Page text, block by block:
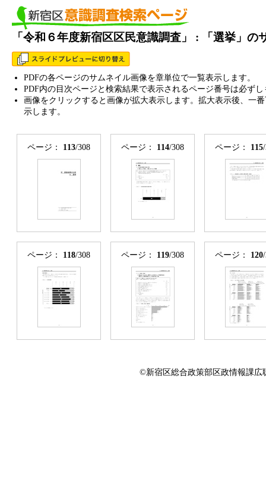
「令和６年度新宿区区民意識調査」 : 「選挙」の
PDFの各ページのサムネイル画像を章単位で一覧表示します。
PDF内の目次ページと検索結果で表示されるページ番号は必ず
画像をクリックすると画像が拡大表示します。拡大表示後、一
示します。
ページ： 113/308 ページ： 114/308 ページ： 115
ページ： 118/308 ページ： 119/308 ページ： 120
©新宿区総合政策部区政情報課